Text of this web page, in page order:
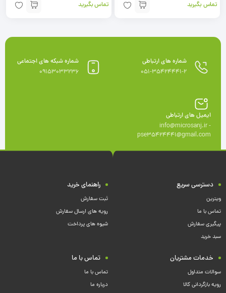
تماس بگیرید
تماس بگیرید
شماره های ارتباطی
051-35424441-2
شماره شبکه های اجتماعی
09153033236
ایمیل های ارتباطی
info@microsanj.ir -
pse35424441@gmail.com
دسترسی سریع
ویترین
تماس با ما
پیگیری سفارش
سبد خرید
راهنمای خرید
ثبت سفارش
رویه های ارسال سفارش
شیوه های پرداخت
خدمات مشتریان
سوالات متداول
رویه بازگردانی کالا
تماس با ما
تماس با ما
درباره ما